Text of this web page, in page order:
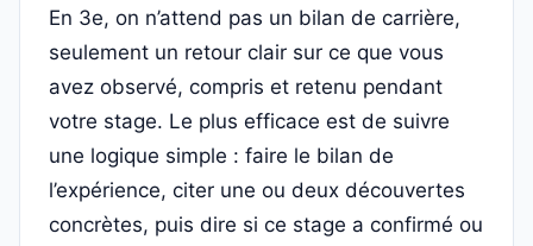
En 3e, on n’attend pas un bilan de carrière,
seulement un retour clair sur ce que vous
avez observé, compris et retenu pendant
votre stage. Le plus efficace est de suivre
une logique simple : faire le bilan de
l’expérience, citer une ou deux découvertes
concrètes, puis dire si ce stage a confirmé ou